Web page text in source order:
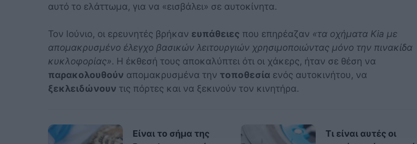
αυτό το ελάττωμα, για να «εισβάλει» σε αυτοκίνητα.
Τον Ιούνιο, οι ερευνητές βρήκαν ευπάθειες που επηρέαζαν «τα οχήματα Kia με
απομακρυσμένο έλεγχο βασικών λειτουργιών χρησιμοποιώντας μόνο την πινακίδα
κυκλοφορίας». Η έκθεσή τους αποκαλύπτει ότι οι χάκερς, ήταν σε θέση να
παρακολουθούν απομακρυσμένα την τοποθεσία ενός αυτοκινήτου, να
ξεκλειδώνουν τις πόρτες και να ξεκινούν τον κινητήρα.
Είναι το σήμα της
Τι είναι αυτές οι